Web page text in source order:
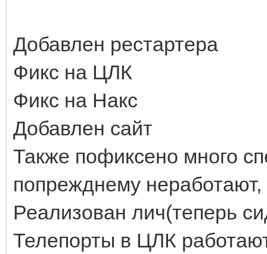
Добавлен рестартера
Фикс на ЦЛК
Фикс на Накс
Добавлен сайт
Также пофиксено много
попрежднему
Реализован лич(теперь
Телепорты в ЦЛК